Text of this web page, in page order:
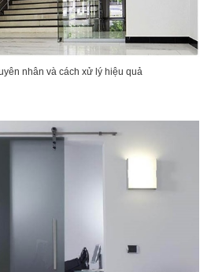
nhân và cách xử lý hiệu quả